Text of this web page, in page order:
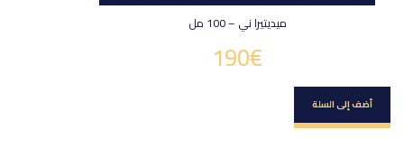
ميديتيرا ني – 100 مل
190€
أضف إلى السلة